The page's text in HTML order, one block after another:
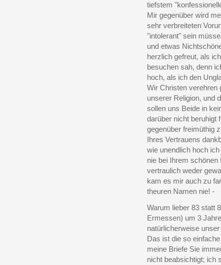
tiefstem
Mir gegenüber wird
sehr verbreiteten
"intolerant" sein
und etwas
herzlich gefreut, als
besuchen sah, denn
hoch, als ich den
Wir Christen verehren
unserer Religion, und
sollen uns Beide in
darüber nicht beruhigt
gegenüber freimüthig
Ihres Vertrauens
wie unendlich hoch
nie bei Ihrem
vertraulich weder
kam es mir auch zu
theuren Namen nie! -
Warum lieber 83 statt
Ermessen) um 3
natürlicherweise
Das ist die so
meine Briefe Sie
nicht beabsichtigt; ich